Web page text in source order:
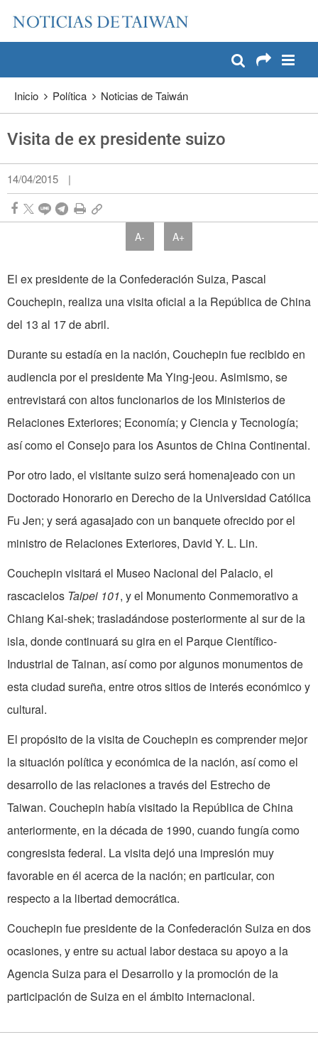
Pase a contenido principal
Inicio Política Noticias de Taiwán
Visita de ex presidente suizo
14/04/2015 |
A- A+
El ex presidente de la Confederación Suiza, Pascal
Couchepin, realiza una visita oficial a la República de China
del 13 al 17 de abril.
Durante su estadía en la nación, Couchepin fue recibido en
audiencia por el presidente Ma Ying-jeou. Asimismo, se
entrevistará con altos funcionarios de los Ministerios de
Relaciones Exteriores; Economía; y Ciencia y Tecnología;
así como el Consejo para los Asuntos de China Continental.
Por otro lado, el visitante suizo será homenajeado con un
Doctorado Honorario en Derecho de la Universidad Católica
Fu Jen; y será agasajado con un banquete ofrecido por el
ministro de Relaciones Exteriores, David Y. L. Lin.
Couchepin visitará el Museo Nacional del Palacio, el
rascacielos Taipei 101, y el Monumento Conmemorativo a
Chiang Kai-shek; trasladándose posteriormente al sur de la
isla, donde continuará su gira en el Parque Científico-
Industrial de Tainan, así como por algunos monumentos de
esta ciudad sureña, entre otros sitios de interés económico y
cultural.
El propósito de la visita de Couchepin es comprender mejor
la situación política y económica de la nación, así como el
desarrollo de las relaciones a través del Estrecho de
Taiwan. Couchepin había visitado la República de China
anteriormente, en la década de 1990, cuando fungía como
congresista federal. La visita dejó una impresión muy
favorable en él acerca de la nación; en particular, con
respecto a la libertad democrática.
Couchepin fue presidente de la Confederación Suiza en dos
ocasiones, y entre su actual labor destaca su apoyo a la
Agencia Suiza para el Desarrollo y la promoción de la
participación de Suiza en el ámbito internacional.